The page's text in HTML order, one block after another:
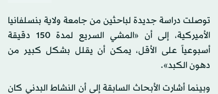
توصلت دراسة جديدة لباحثين من جامعة ولاية بنسلفانيا
الأميركية، إلى أن «المشي السريع لمدة 150 دقيقة
أسبوعياً على الأقل، يمكن أن يقلل بشكل كبير من
دهون الكبد».
وبينما أشارت الأبحاث السابقة إلى أن النشاط البدني كان